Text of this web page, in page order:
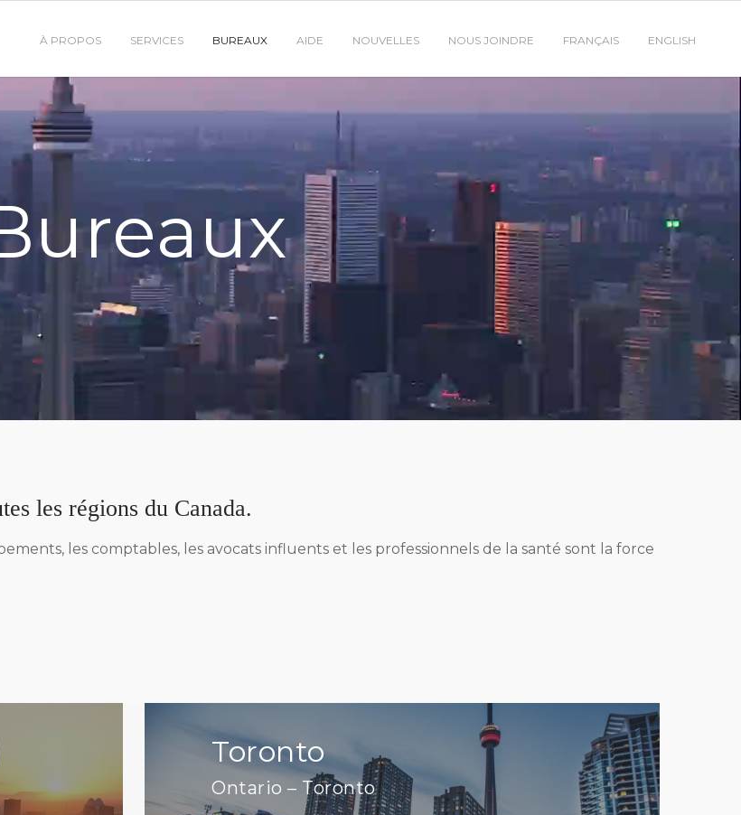
À PROPOS SERVICES BUREAUX AIDE NOUVELLES NOUS JOINDRE FRANÇAIS ENGLISH
les régions du Canada.
les comptables, les avocats influents et les professionnels de la santé sont la force
Toronto
Ontario – Toronto